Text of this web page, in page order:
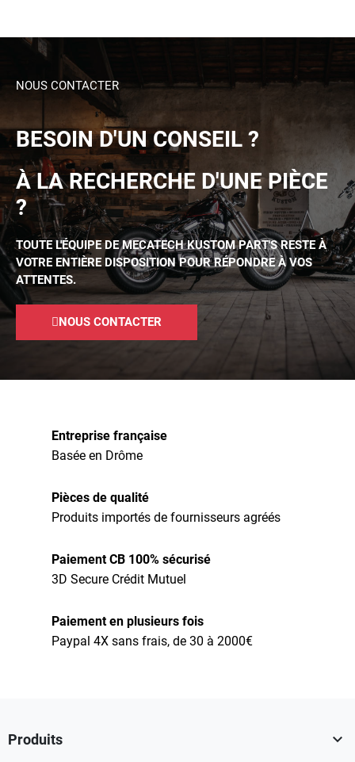
NOUS CONTACTER
BESOIN D'UN CONSEIL ?
À LA RECHERCHE D'UNE PIÈCE
?
TOUTE L'ÉQUIPE DE MECATECH KUSTOM PART'S RESTE À
VOTRE ENTIÈRE DISPOSITION POUR RÉPONDRE À VOS
ATTENTES.
NOUS CONTACTER
Entreprise française
Basée en Drôme
Pièces de qualité
Produits importés de fournisseurs agréés
Paiement CB 100% sécurisé
3D Secure Crédit Mutuel
Paiement en plusieurs fois
Paypal 4X sans frais, de 30 à 2000€
Produits 